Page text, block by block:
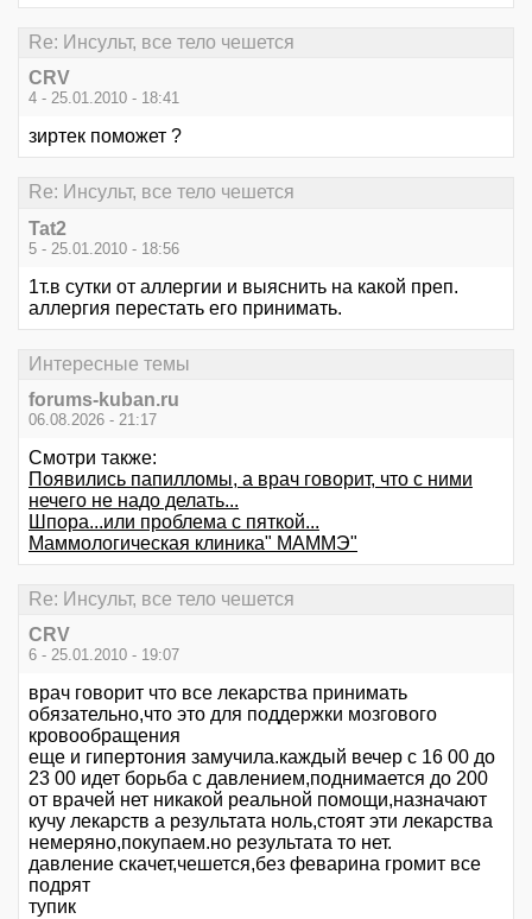
Re: Инсульт, все тело чешется
CRV
4 - 25.01.2010 - 18:41
зиртек поможет ?
Re: Инсульт, все тело чешется
Tat2
5 - 25.01.2010 - 18:56
1т.в сутки от аллергии и выяснить на какой преп.
аллергия перестать его принимать.
Интересные темы
forums-kuban.ru
06.08.2026 - 21:17
Смотри также:
Появились папилломы, а врач говорит, что с ними
нечего не надо делать...
Шпора...или проблема с пяткой...
Маммологическая клиника" МАММЭ"
Re: Инсульт, все тело чешется
CRV
6 - 25.01.2010 - 19:07
врач говорит что все лекарства принимать
обязательно,что это для поддержки мозгового
кровообращения
еще и гипертония замучила.каждый вечер с 16 00 до
23 00 идет борьба с давлением,поднимается до 200
от врачей нет никакой реальной помощи,назначают
кучу лекарств а результата ноль,стоят эти лекарства
немеряно,покупаем.но результата то нет.
давление скачет,чешется,без феварина громит все
подрят
тупик